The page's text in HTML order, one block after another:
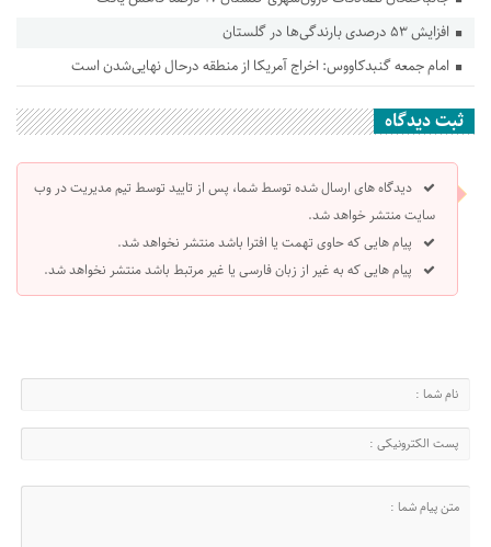
افزایش ۵۳ درصدی بارندگی‌ها در گلستان
امام جمعه گنبدکاووس: اخراج آمریکا از منطقه درحال نهایی‌شدن است
ثبت دیدگاه
دیدگاه های ارسال شده توسط شما، پس از تایید توسط تیم مدیریت در وب
سایت منتشر خواهد شد.
پیام هایی که حاوی تهمت یا افترا باشد منتشر نخواهد شد.
پیام هایی که به غیر از زبان فارسی یا غیر مرتبط باشد منتشر نخواهد شد.